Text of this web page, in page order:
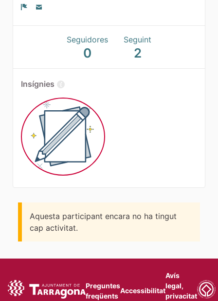
Seguidores
0
Seguint
2
Insígnies
Aquesta participant encara no ha tingut
cap activitat.
Preguntes
freqüents
Accessibilitat
Avís
legal,
privacitat